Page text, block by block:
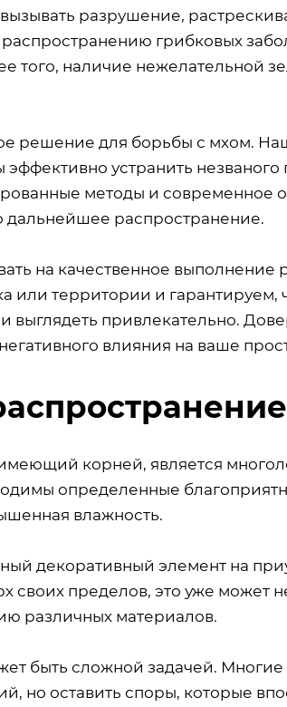
разрушение,
грибковых
того, наличие нежелательной
решение для борьбы с мхом.
устранить незваного
методы и современное
дальнейшее распространение.
на качественное выполнение
или территории и гарантируем,
выглядеть привлекательно.
влияния на ваше
корней, является
определенные
влажность.
декоративный элемент на
своих пределов, это уже может
различных материалов.
быть сложной задачей. Многие
но оставить споры, которые